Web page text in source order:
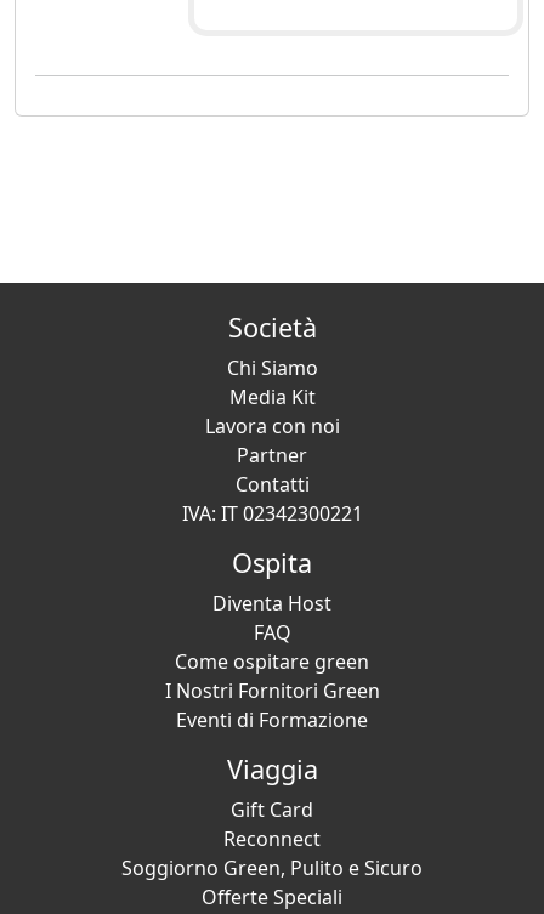
Società
Chi Siamo
Media Kit
Lavora con noi
Partner
Contatti
IVA: IT 02342300221
Ospita
Diventa Host
FAQ
Come ospitare green
I Nostri Fornitori Green
Eventi di Formazione
Viaggia
Gift Card
Reconnect
Soggiorno Green, Pulito e Sicuro
Offerte Speciali